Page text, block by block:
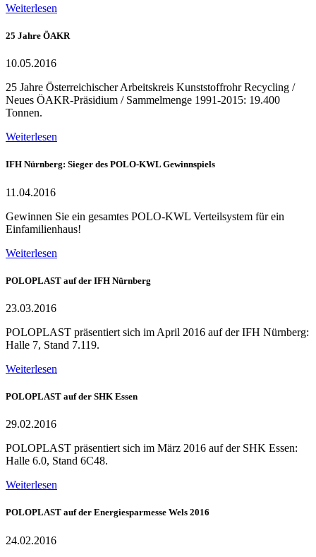
Weiterlesen
25 Jahre ÖAKR
10.05.2016
25 Jahre Österreichischer Arbeitskreis Kunststoffrohr Recycling /
Neues ÖAKR-Präsidium / Sammelmenge 1991-2015: 19.400
Tonnen.
Weiterlesen
IFH Nürnberg: Sieger des POLO-KWL Gewinnspiels
11.04.2016
Gewinnen Sie ein gesamtes POLO-KWL Verteilsystem für ein
Einfamilienhaus!
Weiterlesen
POLOPLAST auf der IFH Nürnberg
23.03.2016
POLOPLAST präsentiert sich im April 2016 auf der IFH Nürnberg:
Halle 7, Stand 7.119.
Weiterlesen
POLOPLAST auf der SHK Essen
29.02.2016
POLOPLAST präsentiert sich im März 2016 auf der SHK Essen:
Halle 6.0, Stand 6C48.
Weiterlesen
POLOPLAST auf der Energiesparmesse Wels 2016
24.02.2016